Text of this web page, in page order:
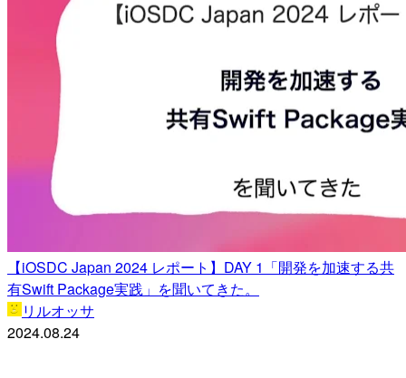
【iOSDC Japan 2024 レポート】DAY 1「開発を加速する共
有Swift Package実践」を聞いてきた。
リルオッサ
2024.08.24